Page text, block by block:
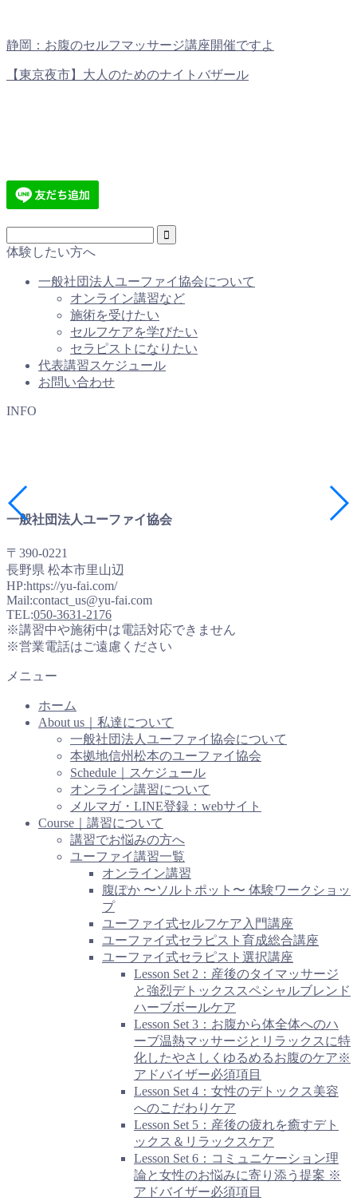
静岡：お腹のセルフマッサージ講座開催ですよ
【東京夜市】大人のためのナイトバザール
体験したい方へ
一般社団法人ユーファイ協会について
オンライン講習など
施術を受けたい
セルフケアを学びたい
セラピストになりたい
代表講習スケジュール
お問い合わせ
INFO
一般社団法人ユーファイ協会
〒390-0221
長野県 松本市里山辺
HP:https://yu-fai.com/
Mail:contact_us@yu-fai.com
TEL:050-3631-2176
※講習中や施術中は電話対応できません
※営業電話はご遠慮ください
メニュー
ホーム
About us｜私達について
一般社団法人ユーファイ協会について
本拠地信州松本のユーファイ協会
Schedule｜スケジュール
オンライン講習について
メルマガ・LINE登録：webサイト
Course｜講習について
講習でお悩みの方へ
ユーファイ講習一覧
オンライン講習
腹ぽか 〜ソルトポット〜 体験ワークショッ
プ
ユーファイ式セルフケア入門講座
ユーファイ式セラピスト育成総合講座
ユーファイ式セラピスト選択講座
Lesson Set 2：産後のタイマッサージ
と強烈デトックススペシャルブレンド
ハーブボールケア
Lesson Set 3：お腹から体全体へのハ
ーブ温熱マッサージとリラックスに特
化したやさしくゆるめるお腹のケア※
アドバイザー必須項目
Lesson Set 4：女性のデトックス美容
へのこだわりケア
Lesson Set 5：産後の疲れを癒すデト
ックス＆リラックスケア
Lesson Set 6：コミュニケーション理
論と女性のお悩みに寄り添う提案 ※
アドバイザー必須項目